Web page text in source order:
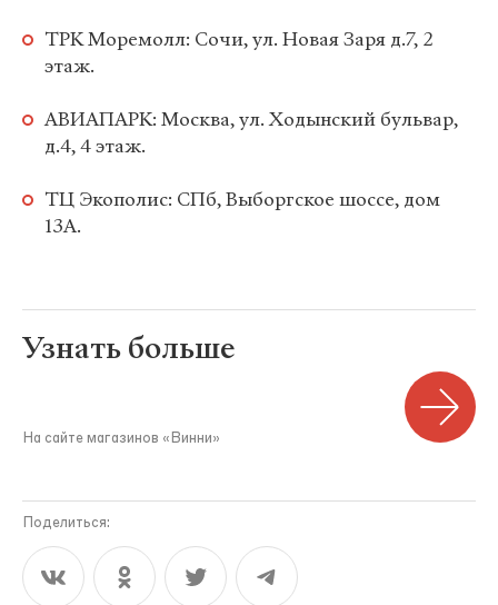
ТРК Моремолл: Сочи, ул. Новая Заря д.7, 2
этаж.
АВИАПАРК: Москва, ул. Ходынский бульвар,
д.4, 4 этаж.
ТЦ Экополис: СПб, Выборгское шоссе, дом
13A.
Узнать больше
На сайте магазинов «Винни»
Поделиться: